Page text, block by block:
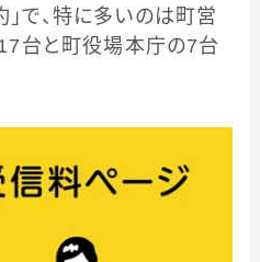
で、特に多いのは町営
台と町役場本庁の7台